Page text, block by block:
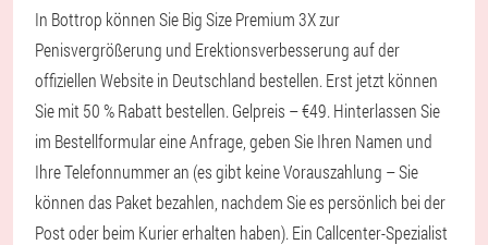
In Bottrop können Sie Big Size Premium 3X zur
Penisvergrößerung und Erektionsverbesserung auf der
offiziellen Website in Deutschland bestellen. Erst jetzt können
Sie mit 50 % Rabatt bestellen. Gelpreis – €49. Hinterlassen Sie
im Bestellformular eine Anfrage, geben Sie Ihren Namen und
Ihre Telefonnummer an (es gibt keine Vorauszahlung – Sie
können das Paket bezahlen, nachdem Sie es persönlich bei der
Post oder beim Kurier erhalten haben). Ein Callcenter-Spezialist